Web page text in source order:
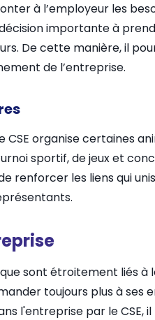
à l’employeur les
importante à
De cette manière, il
de l’entreprise.
organise certaines
sportif, de jeux et
renforcer les liens qui
sont étroitement liés à
toujours plus à ses
l'entreprise par le CSE,